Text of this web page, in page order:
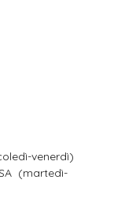
venerdì)
(martedì-